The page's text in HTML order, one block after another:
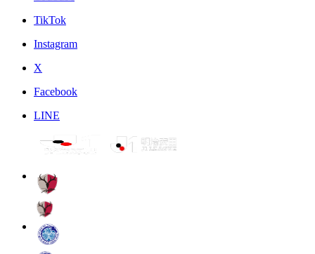
TikTok
Instagram
X
Facebook
LINE